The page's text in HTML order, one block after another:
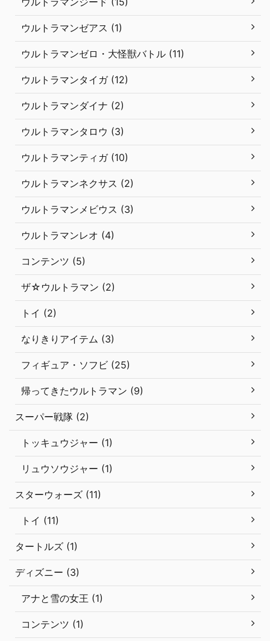
ウルトラマンゼアス (1)
ウルトラマンゼロ・大怪獣バトル (11)
ウルトラマンタイガ (12)
ウルトラマンダイナ (2)
ウルトラマンタロウ (3)
ウルトラマンティガ (10)
ウルトラマンネクサス (2)
ウルトラマンメビウス (3)
ウルトラマンレオ (4)
コンテンツ (5)
ザ☆ウルトラマン (2)
トイ (2)
なりきりアイテム (3)
フィギュア・ソフビ (25)
帰ってきたウルトラマン (9)
スーパー戦隊 (2)
トッキュウジャー (1)
リュウソウジャー (1)
スターウォーズ (11)
トイ (11)
タートルズ (1)
ディズニー (3)
アナと雪の女王 (1)
コンテンツ (1)